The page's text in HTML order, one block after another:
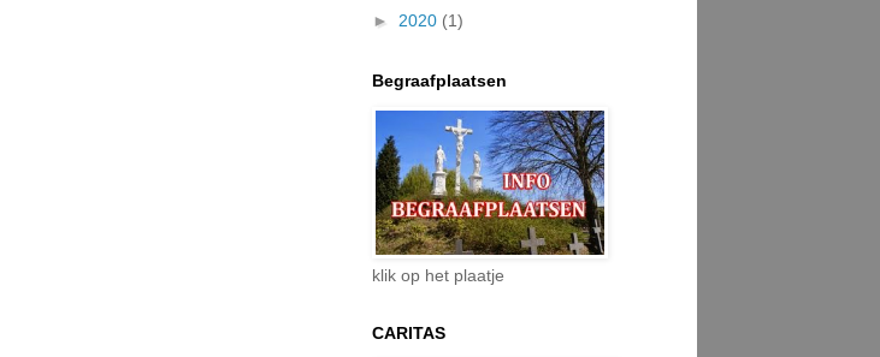
► 2020 (1)
Begraafplaatsen
klik op het plaatje
CARITAS